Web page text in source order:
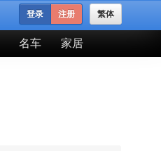
繁体
登录 注册
名车 家居